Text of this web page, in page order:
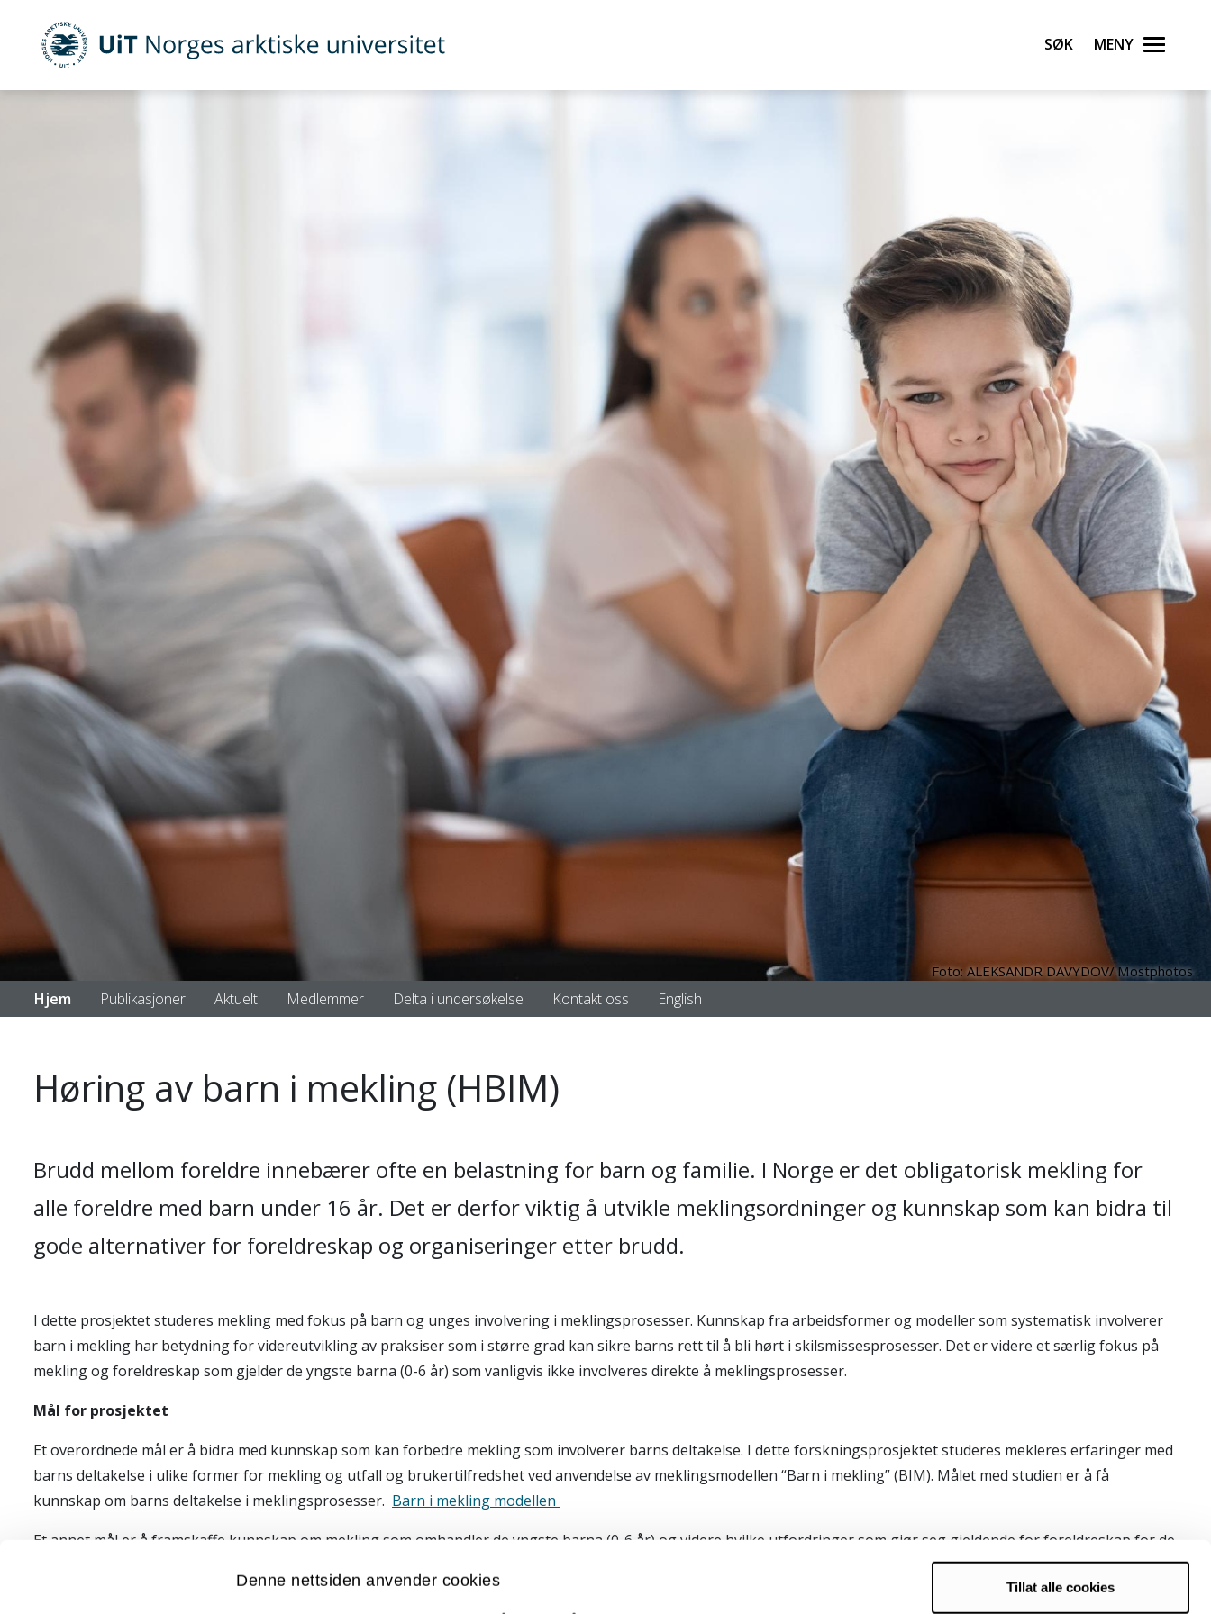
Denne nettsiden anvender cookies Tillat alle cookies
UiT Norges arktiske universitet Søk Meny
Foto: ALEKSANDR DAVYDOV/ Mostphotos
Hjem Publikasjoner Aktuelt Medlemmer Delta i undersøkelse Kontakt oss English
Høring av barn i mekling (HBIM)
Brudd mellom foreldre innebærer ofte en belastning for barn og familie. I Norge er det obligatorisk mekling for
alle foreldre med barn under 16 år. Det er derfor viktig å utvikle meklingsordninger og kunnskap som kan bidra til
gode alternativer for foreldreskap og organiseringer etter brudd.
I dette prosjektet studeres mekling med fokus på barn og unges involvering i meklingsprosesser. Kunnskap fra arbeidsformer og modeller som systematisk involverer
barn i mekling har betydning for videreutvikling av praksiser som i større grad kan sikre barns rett til å bli hørt i skilsmissesprosesser. Det er videre et særlig fokus på
mekling og foreldreskap som gjelder de yngste barna (0-6 år) som vanligvis ikke involveres direkte å meklingsprosesser.
Mål for prosjektet
Et overordnede mål er å bidra med kunnskap som kan forbedre mekling som involverer barns deltakelse. I dette forskningsprosjektet studeres mekleres erfaringer med
barns deltakelse i ulike former for mekling og utfall og brukertilfredshet ved anvendelse av meklingsmodellen “Barn i mekling” (BIM). Målet med studien er å få
kunnskap om barns deltakelse i meklingsprosesser. Barn i mekling modellen
Et annet mål er å framskaffe kunnskap om mekling som omhandler de yngste barna (0-6 år) og videre hvilke utfordringer som gjør seg gjeldende for foreldreskap for de